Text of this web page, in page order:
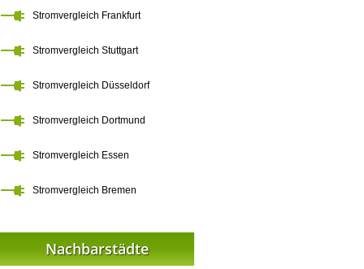
Stromvergleich Frankfurt
Stromvergleich Stuttgart
Stromvergleich Düsseldorf
Stromvergleich Dortmund
Stromvergleich Essen
Stromvergleich Bremen
Nachbarstädte